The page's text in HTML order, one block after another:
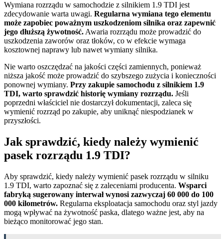
Wymiana rozrządu w samochodzie z silnikiem 1.9 TDI jest
zdecydowanie warta uwagi. Regularna wymiana tego elementu
może zapobiec poważnym uszkodzeniom silnika oraz zapewnić
jego dłuższą żywotność.Awaria rozrządu może prowadzić do
uszkodzenia zaworów oraz tłoków, co w efekcie wymaga
kosztownej naprawy lub nawet wymiany silnika.
Nie warto oszczędzać na jakości części zamiennych, ponieważ
niższa jakość może prowadzić do szybszego zużycia i konieczności
ponownej wymiany. Przy zakupie samochodu z silnikiem 1.9
TDI, warto sprawdzić historię wymiany rozrządu. Jeśli
poprzedni właściciel nie dostarczył dokumentacji, zaleca się
wymienić rozrząd po zakupie, aby uniknąć niespodzianek w
przyszłości.
Jak sprawdzić, kiedy należy wymienić
pasek rozrządu 1.9 TDI?
Aby sprawdzić, kiedy należy wymienić pasek rozrządu w silniku
1.9 TDI, warto zapoznać się z zaleceniami producenta. Wsparci
fabryką sugerowany interwał wynosi zazwyczaj 60 000 do 100
000 kilometrów. Regularna eksploatacja samochodu oraz styl jazdy
mogą wpływać na żywotność paska, dlatego ważne jest, aby na
bieżąco monitorować jego stan.